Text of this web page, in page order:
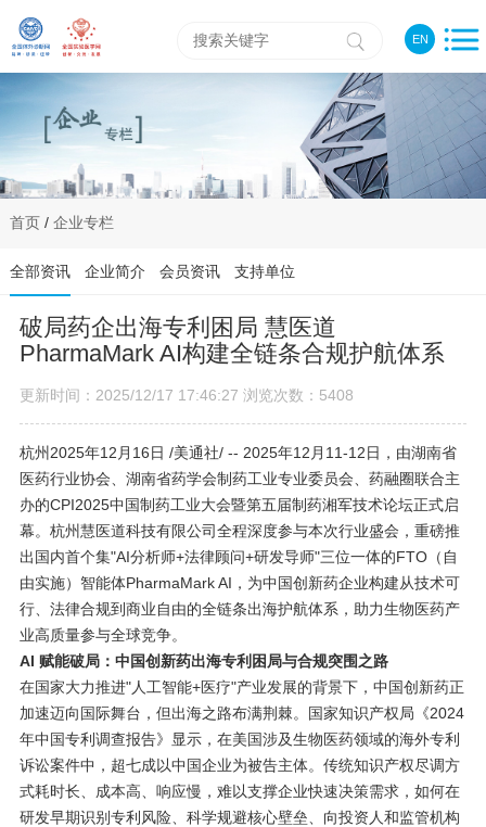
EN
首页/ 企业专栏
全部资讯 企业简介 会员资讯 支持单位
破局药企出海专利困局 慧医道
PharmaMark AI构建全链条合规护航体系
更新时间：2025/12/17 17:46:27 浏览次数：5408
杭州 2025年12月16日 /美通社/ -- 2025年12月11-12日，由湖南省
医药行业协会、湖南省药学会制药工业专业委员会、药融圈联合主
办的CPI2025中国制药工业大会暨第五届制药湘军技术论坛正式启
幕。杭州慧医道科技有限公司全程深度参与本次行业盛会，重磅推
出国内首个集"AI分析师+法律顾问+研发导师"三位一体的FTO（自
由实施）智能体PharmaMark AI，为中国创新药企业构建从技术可
行、法律合规到商业自由的全链条出海护航体系，助力生物医药产
业高质量参与全球竞争。
AI 赋能破局：中国创新药出海专利困局与合规突围之路
在国家大力推进"人工智能+医疗"产业发展的背景下，中国创新药正
加速迈向国际舞台，但出海之路布满荆棘。国家知识产权局《2024
年中国专利调查报告》显示，在美国涉及生物医药领域的海外专利
诉讼案件中，超七成以中国企业为被告主体。传统知识产权尽调方
式耗时长、成本高、响应慢，难以支撑企业快速决策需求，如何在
研发早期识别专利风险、科学规避核心壁垒、向投资人和监管机构